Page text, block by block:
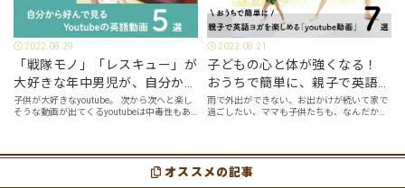
2022.08.29
「戦隊モノ」「レスキュー」が
大好きな年中男児が、自分から
好んで見るyoutube英語動画５
選
子供が大好きなyoutube。 次から次へと楽し
そうな動画が出てくるyoutubeは中毒性もあ
youtubeやゲーム、アプリだ…
2022.08.21
子どもの心と体が強くなる！
おうちで簡単に、親子で英語ヨ
ガを楽しめる「youtube動画」
７選
雨で外出ができない、お出かけが続いて家で
過ごしたい、ママも子供たちも、なんだか疲
スメの「youtube動画」を紹介します…
オススメの記事